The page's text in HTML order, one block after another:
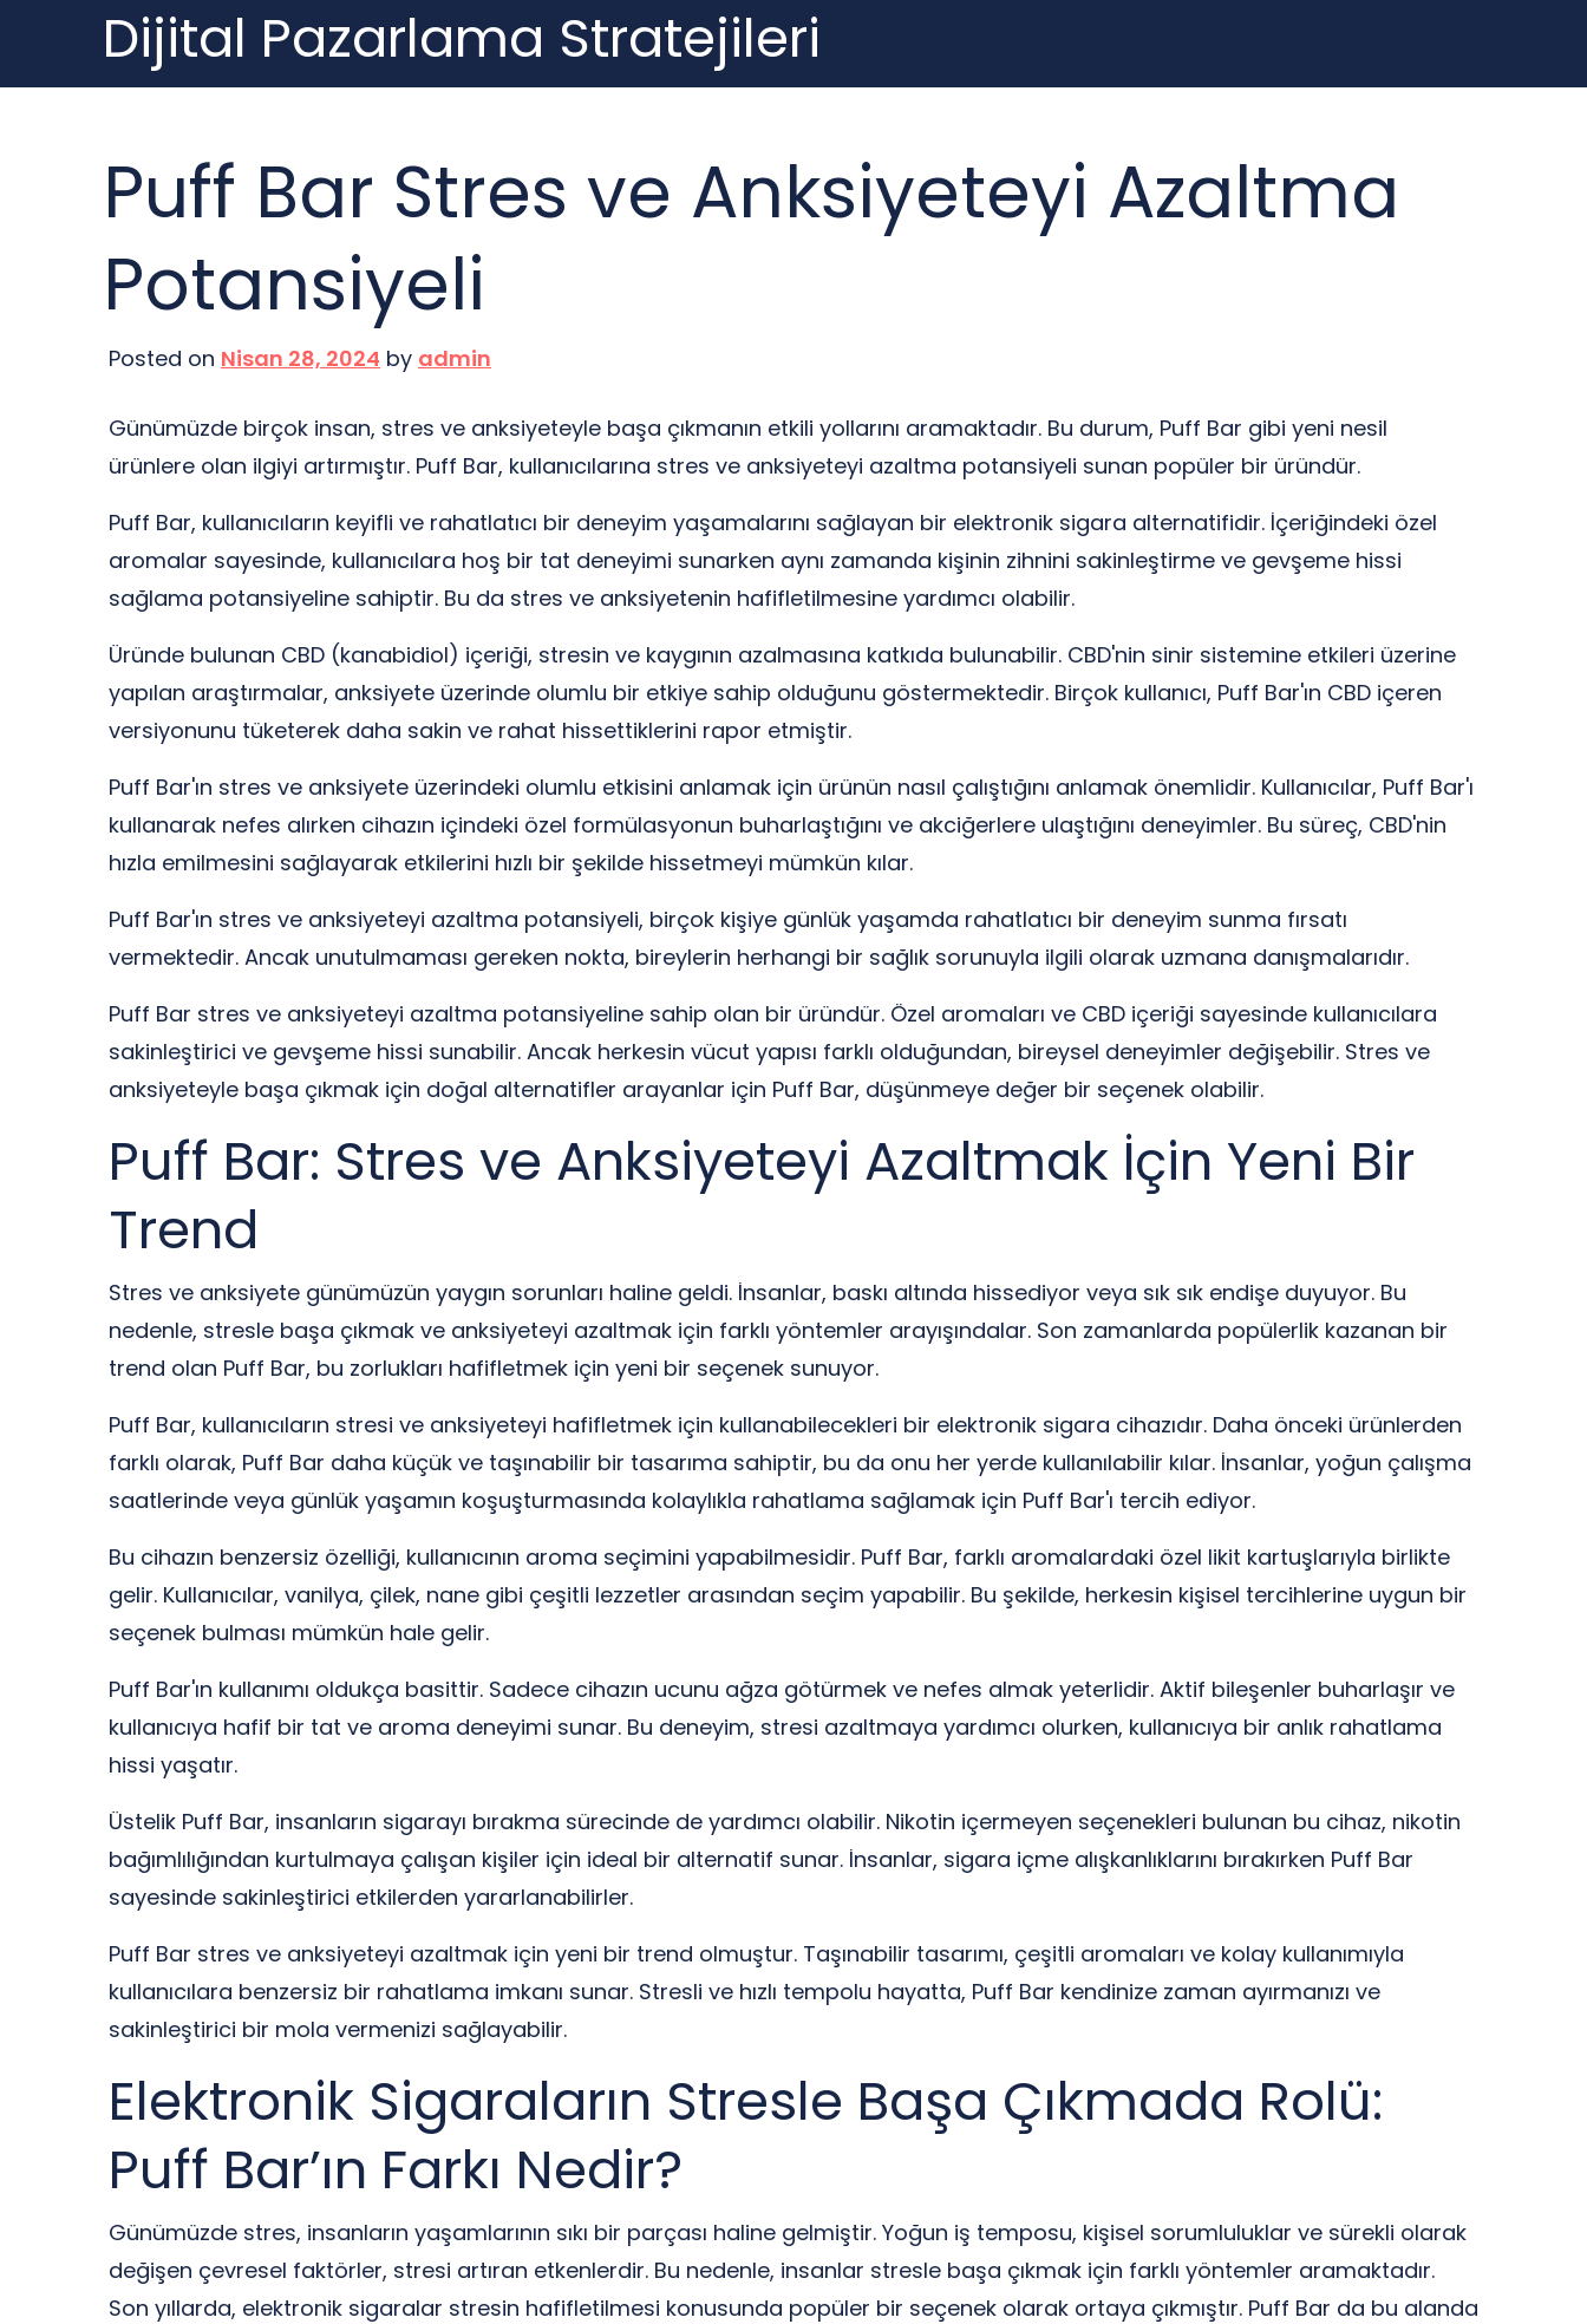
content
Dijital Pazarlama Stratejileri
Puff Bar Stres ve Anksiyeteyi Azaltma
Potansiyeli
Posted on Nisan 28, 2024 by admin
Günümüzde birçok insan, stres ve anksiyeteyle başa çıkmanın etkili yollarını aramaktadır. Bu durum, Puff Bar gibi yeni nesil
ürünlere olan ilgiyi artırmıştır. Puff Bar, kullanıcılarına stres ve anksiyeteyi azaltma potansiyeli sunan popüler bir üründür.
Puff Bar, kullanıcıların keyifli ve rahatlatıcı bir deneyim yaşamalarını sağlayan bir elektronik sigara alternatifidir. İçeriğindeki özel
aromalar sayesinde, kullanıcılara hoş bir tat deneyimi sunarken aynı zamanda kişinin zihnini sakinleştirme ve gevşeme hissi
sağlama potansiyeline sahiptir. Bu da stres ve anksiyetenin hafifletilmesine yardımcı olabilir.
Üründe bulunan CBD (kanabidiol) içeriği, stresin ve kaygının azalmasına katkıda bulunabilir. CBD'nin sinir sistemine etkileri üzerine
yapılan araştırmalar, anksiyete üzerinde olumlu bir etkiye sahip olduğunu göstermektedir. Birçok kullanıcı, Puff Bar'ın CBD içeren
versiyonunu tüketerek daha sakin ve rahat hissettiklerini rapor etmiştir.
Puff Bar'ın stres ve anksiyete üzerindeki olumlu etkisini anlamak için ürünün nasıl çalıştığını anlamak önemlidir. Kullanıcılar, Puff Bar'ı
kullanarak nefes alırken cihazın içindeki özel formülasyonun buharlaştığını ve akciğerlere ulaştığını deneyimler. Bu süreç, CBD'nin
hızla emilmesini sağlayarak etkilerini hızlı bir şekilde hissetmeyi mümkün kılar.
Puff Bar'ın stres ve anksiyeteyi azaltma potansiyeli, birçok kişiye günlük yaşamda rahatlatıcı bir deneyim sunma fırsatı
vermektedir. Ancak unutulmaması gereken nokta, bireylerin herhangi bir sağlık sorunuyla ilgili olarak uzmana danışmalarıdır.
Puff Bar stres ve anksiyeteyi azaltma potansiyeline sahip olan bir üründür. Özel aromaları ve CBD içeriği sayesinde kullanıcılara
sakinleştirici ve gevşeme hissi sunabilir. Ancak herkesin vücut yapısı farklı olduğundan, bireysel deneyimler değişebilir. Stres ve
anksiyeteyle başa çıkmak için doğal alternatifler arayanlar için Puff Bar, düşünmeye değer bir seçenek olabilir.
Puff Bar: Stres ve Anksiyeteyi Azaltmak İçin Yeni Bir
Trend
Stres ve anksiyete günümüzün yaygın sorunları haline geldi. İnsanlar, baskı altında hissediyor veya sık sık endişe duyuyor. Bu
nedenle, stresle başa çıkmak ve anksiyeteyi azaltmak için farklı yöntemler arayışındalar. Son zamanlarda popülerlik kazanan bir
trend olan Puff Bar, bu zorlukları hafifletmek için yeni bir seçenek sunuyor.
Puff Bar, kullanıcıların stresi ve anksiyeteyi hafifletmek için kullanabilecekleri bir elektronik sigara cihazıdır. Daha önceki ürünlerden
farklı olarak, Puff Bar daha küçük ve taşınabilir bir tasarıma sahiptir, bu da onu her yerde kullanılabilir kılar. İnsanlar, yoğun çalışma
saatlerinde veya günlük yaşamın koşuşturmasında kolaylıkla rahatlama sağlamak için Puff Bar'ı tercih ediyor.
Bu cihazın benzersiz özelliği, kullanıcının aroma seçimini yapabilmesidir. Puff Bar, farklı aromalardaki özel likit kartuşlarıyla birlikte
gelir. Kullanıcılar, vanilya, çilek, nane gibi çeşitli lezzetler arasından seçim yapabilir. Bu şekilde, herkesin kişisel tercihlerine uygun bir
seçenek bulması mümkün hale gelir.
Puff Bar'ın kullanımı oldukça basittir. Sadece cihazın ucunu ağza götürmek ve nefes almak yeterlidir. Aktif bileşenler buharlaşır ve
kullanıcıya hafif bir tat ve aroma deneyimi sunar. Bu deneyim, stresi azaltmaya yardımcı olurken, kullanıcıya bir anlık rahatlama
hissi yaşatır.
Üstelik Puff Bar, insanların sigarayı bırakma sürecinde de yardımcı olabilir. Nikotin içermeyen seçenekleri bulunan bu cihaz, nikotin
bağımlılığından kurtulmaya çalışan kişiler için ideal bir alternatif sunar. İnsanlar, sigara içme alışkanlıklarını bırakırken Puff Bar
sayesinde sakinleştirici etkilerden yararlanabilirler.
Puff Bar stres ve anksiyeteyi azaltmak için yeni bir trend olmuştur. Taşınabilir tasarımı, çeşitli aromaları ve kolay kullanımıyla
kullanıcılara benzersiz bir rahatlama imkanı sunar. Stresli ve hızlı tempolu hayatta, Puff Bar kendinize zaman ayırmanızı ve
sakinleştirici bir mola vermenizi sağlayabilir.
Elektronik Sigaraların Stresle Başa Çıkmada Rolü:
Puff Bar’ın Farkı Nedir?
Günümüzde stres, insanların yaşamlarının sıkı bir parçası haline gelmiştir. Yoğun iş temposu, kişisel sorumluluklar ve sürekli olarak
değişen çevresel faktörler, stresi artıran etkenlerdir. Bu nedenle, insanlar stresle başa çıkmak için farklı yöntemler aramaktadır.
Son yıllarda, elektronik sigaralar stresin hafifletilmesi konusunda popüler bir seçenek olarak ortaya çıkmıştır. Puff Bar da bu alanda